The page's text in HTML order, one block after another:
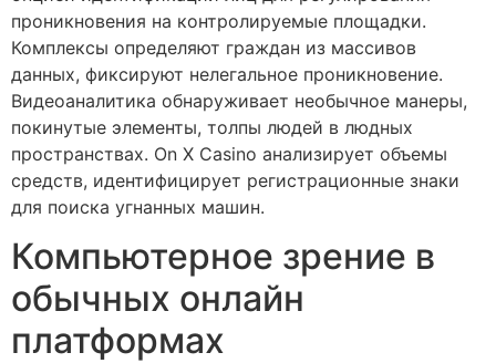
проникновения на контролируемые площадки.
Комплексы определяют граждан из массивов
данных, фиксируют нелегальное проникновение.
Видеоаналитика обнаруживает необычное манеры,
покинутые элементы, толпы людей в людных
пространствах. On X Casino анализирует объемы
средств, идентифицирует регистрационные знаки
для поиска угнанных машин.
Компьютерное зрение в
обычных онлайн
платформах